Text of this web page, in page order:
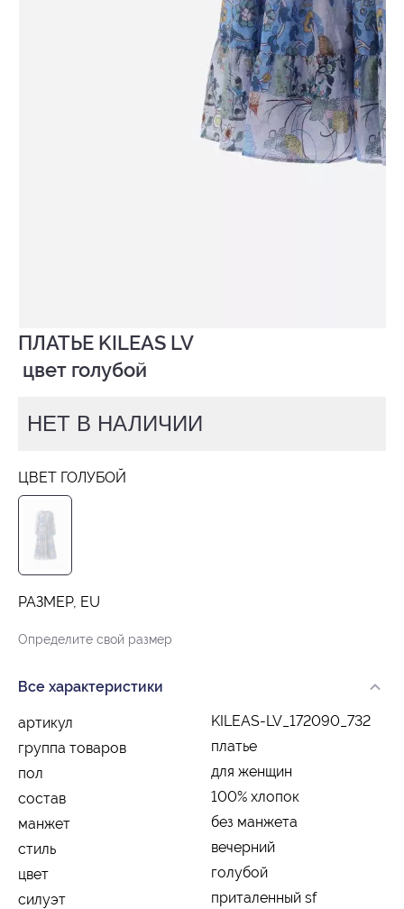
ПЛАТЬЕ KILEAS LV
цвет голубой
НЕТ В НАЛИЧИИ
ЦВЕТ ГОЛУБОЙ
РАЗМЕР, EU
Определите свой размер
Все характеристики
артикул
KILEAS-LV_172090_732
группа товаров
платье
пол
для женщин
состав
100% хлопок
манжет
без манжета
стиль
вечерний
цвет
голубой
силуэт
приталенный sf